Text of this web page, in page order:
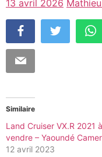
13 avril 2026
Similaire
Land Cruiser VX.R 2021 à
vendre – Yaoundé
12 avril 2023